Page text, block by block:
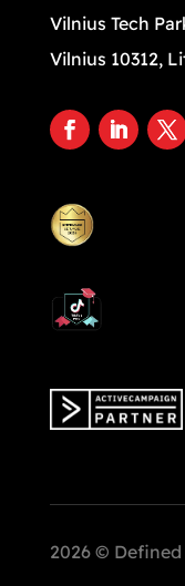
Vilnius Tech
Vilnius 10312,
2026 © Defined